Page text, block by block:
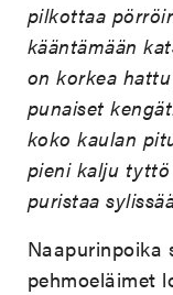
pilkottaa
kääntämään
on korkea
punaiset
koko kaulan
pieni kalju tyttö
puristaa
Naapurinpoika
pehmoeläimet